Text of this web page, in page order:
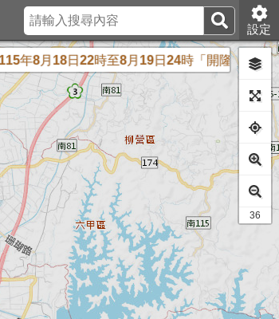
設定
月18日22時至8月19日24時「開隆宮做16歲」
28